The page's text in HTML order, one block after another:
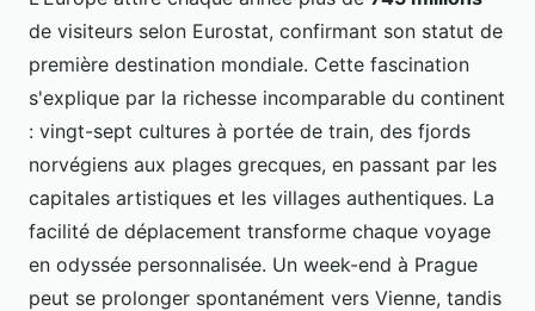
de visiteurs selon Eurostat, confirmant son statut de
première destination mondiale. Cette fascination
s'explique par la richesse incomparable du continent
: vingt-sept cultures à portée de train, des fjords
norvégiens aux plages grecques, en passant par les
capitales artistiques et les villages authentiques. La
facilité de déplacement transforme chaque voyage
en odyssée personnalisée. Un week-end à Prague
peut se prolonger spontanément vers Vienne, tandis